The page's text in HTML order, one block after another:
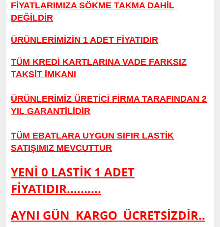
FİYATLARIMIZA SÖKME TAKMA DAHİL
DEĞİLDİR
ÜRÜNLERİMİZİN 1 ADET FİYATIDIR
TÜM KREDİ KARTLARINA VADE FARKSIZ
TAKSİT İMKANI
ÜRÜNLERİMİZ ÜRETİCİ FİRMA TARAFINDAN 2
YIL GARANTİLİDİR
TÜM EBATLARA UYGUN SIFIR LASTİK
SATIŞIMIZ MEVCUTTUR
YENİ 0 LASTİK 1 ADET
FİYATIDIR..........
AYNI GÜN KARGO ÜCRETSİZDİR..